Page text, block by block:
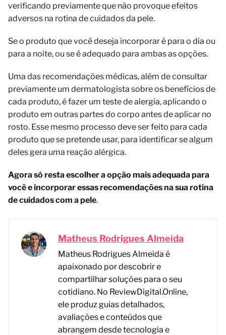
verificando previamente que não provoque efeitos
adversos na rotina de cuidados da pele.
Se o produto que você deseja incorporar é para o dia ou
para a noite, ou se é adequado para ambas as opções.
Uma das recomendações médicas, além de consultar
previamente um dermatologista sobre os benefícios de
cada produto, é fazer um teste de alergia, aplicando o
produto em outras partes do corpo antes de aplicar no
rosto. Esse mesmo processo deve ser feito para cada
produto que se pretende usar, para identificar se algum
deles gera uma reação alérgica.
Agora só resta escolher a opção mais adequada para
você e incorporar essas recomendações na sua rotina
de cuidados com a pele.
Matheus Rodrigues Almeida
Matheus Rodrigues Almeida é
apaixonado por descobrir e
compartilhar soluções para o seu
cotidiano. No ReviewDigital.Online,
ele produz guias detalhados,
avaliações e conteúdos que
abrangem desde tecnologia e